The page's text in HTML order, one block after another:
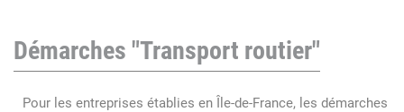
Démarches "Transport routier"
Pour les entreprises établies en Île-de-France, les démarches